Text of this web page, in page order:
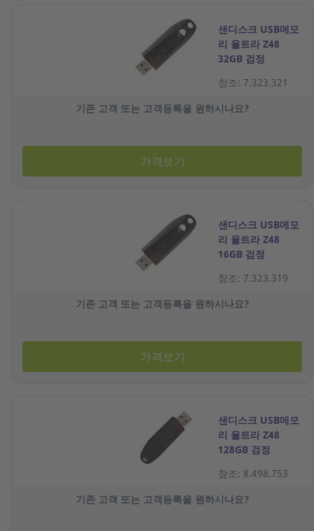
샌디스크 USB메모
리 울트라 Z48
32GB 검정
참조: 7.323.321
기존 고객 또는 고객등록을 원하시나요?
가격보기
샌디스크 USB메모
리 울트라 Z48
16GB 검정
참조: 7.323.319
기존 고객 또는 고객등록을 원하시나요?
가격보기
샌디스크 USB메모
리 울트라 Z48
128GB 검정
참조: 8.498.753
기존 고객 또는 고객등록을 원하시나요?